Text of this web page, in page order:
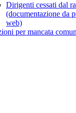
Dirigenti cessati dal
(documentazione da
web)
per mancata